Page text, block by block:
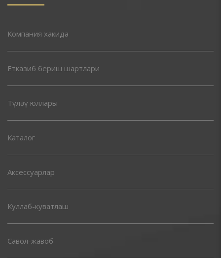
Компания хакида
Етказиб бериш шартлари
Түләү юллары
Каталог
Аксессуарлар
Куллаб-куватлаш
Савол-жавоб